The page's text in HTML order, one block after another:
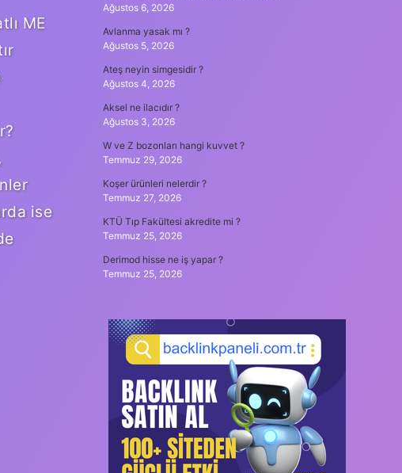
ME
ise
Ağustos 6, 2026
Avlanma yasak mı ?
Ağustos 5, 2026
Ateş neyin simgesidir ?
Ağustos 4, 2026
Aksel ne ilacıdır ?
Ağustos 3, 2026
W ve Z bozonları hangi kuvvet ?
Temmuz 29, 2026
Koşer ürünleri nelerdir ?
Temmuz 27, 2026
KTÜ Tıp Fakültesi akredite mi ?
Temmuz 25, 2026
Derimod hisse ne iş yapar ?
Temmuz 25, 2026